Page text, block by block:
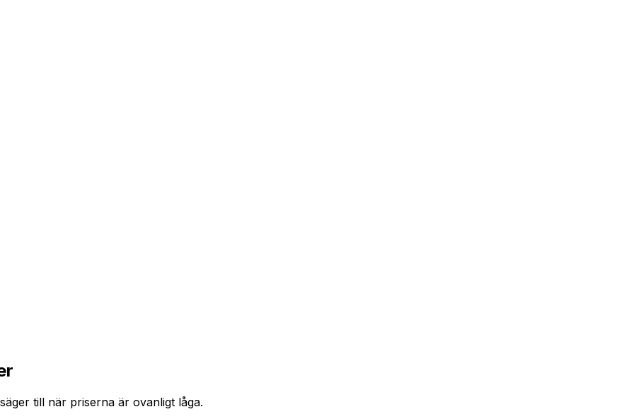
till när priserna är ovanligt låga.